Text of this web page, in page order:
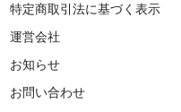
特定商取引法に基づく表示
運営会社
お知らせ
お問い合わせ